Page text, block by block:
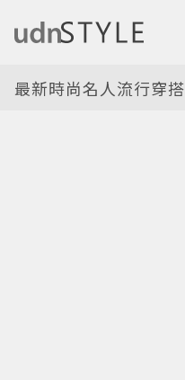
最新時尚名人流行穿搭